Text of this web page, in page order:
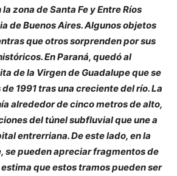
zona de Santa Fe y Entre Ríos
de Buenos Aires. Algunos objetos
que otros sorprenden por sus
En Paraná, quedó al
de la Virgen de Guadalupe que se
1991 tras una creciente del río. La
alrededor de cinco metros de alto,
del túnel subfluvial que une a
entrerriana. De este lado, en la
se pueden apreciar fragmentos de
que estos tramos pueden ser